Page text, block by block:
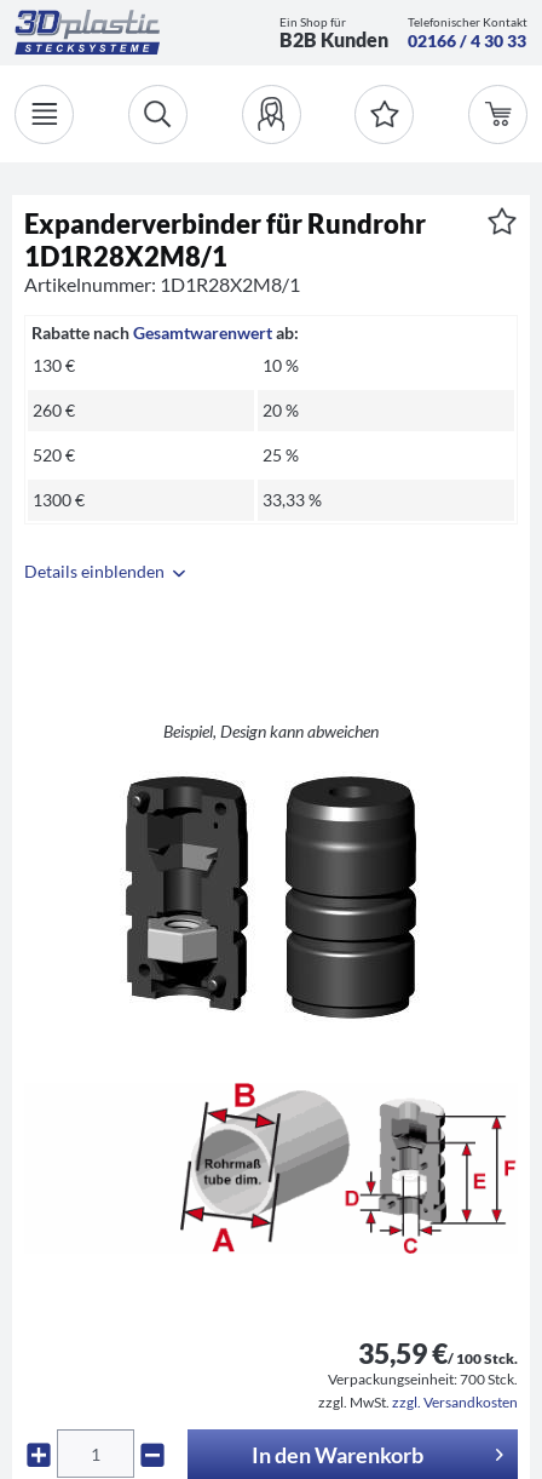
Ein Shop für
B2B Kunden
Telefonischer Kontakt
02166 / 4 30 33
Details einblenden
Beispiel, Design kann abweichen
Expanderverbinder für Rundrohr
1D1R28X2M8/1
Artikelnummer: 1D1R28X2M8/1
Rabatte nachGesamtwarenwertab:
130 €
10 %
260 € 20 %
520 € 25 %
1300 € 33,33 %
35,59 €/ 100 Stck.
Verpackungseinheit:700 Stck.
zzgl. MwSt. zzgl. Versandkosten
In denWarenkorb